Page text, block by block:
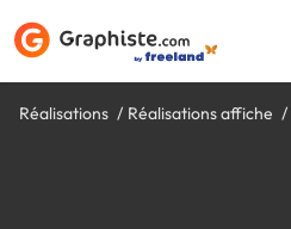
Réalisations Réalisations affiche